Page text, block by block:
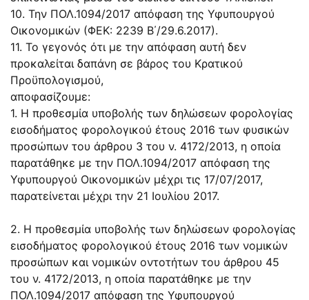
10. Την ΠΟΛ.1094/2017 απόφαση της Υφυπουργού
Οικονομικών (ΦΕΚ: 2239 Β΄/29.6.2017).
11. Το γεγονός ότι με την απόφαση αυτή δεν
προκαλείται δαπάνη σε βάρος του Κρατικού
Προϋπολογισμού,
αποφασίζουμε:
1. Η προθεσμία υποβολής των δηλώσεων φορολογίας
εισοδήματος φορολογικού έτους 2016 των φυσικών
προσώπων του άρθρου 3 του ν. 4172/2013, η οποία
παρατάθηκε με την ΠΟΛ.1094/2017 απόφαση της
Υφυπουργού Οικονομικών μέχρι τις 17/07/2017,
παρατείνεται μέχρι την 21 Ιουλίου 2017.
2. Η προθεσμία υποβολής των δηλώσεων φορολογίας
εισοδήματος φορολογικού έτους 2016 των νομικών
προσώπων και νομικών οντοτήτων του άρθρου 45
του ν. 4172/2013, η οποία παρατάθηκε με την
ΠΟΛ.1094/2017 απόφαση της Υφυπουργού